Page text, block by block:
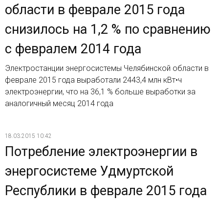
области в феврале 2015 года
снизилось на 1,2 % по сравнению
с февралем 2014 года
Электростанции энергосистемы Челябинской области в
феврале 2015 года выработали 2443,4 млн кВт•ч
электроэнергии, что на 36,1 % больше выработки за
аналогичный месяц 2014 года
18.03.2015 10:42
Потребление электроэнергии в
энергосистеме Удмуртской
Республики в феврале 2015 года